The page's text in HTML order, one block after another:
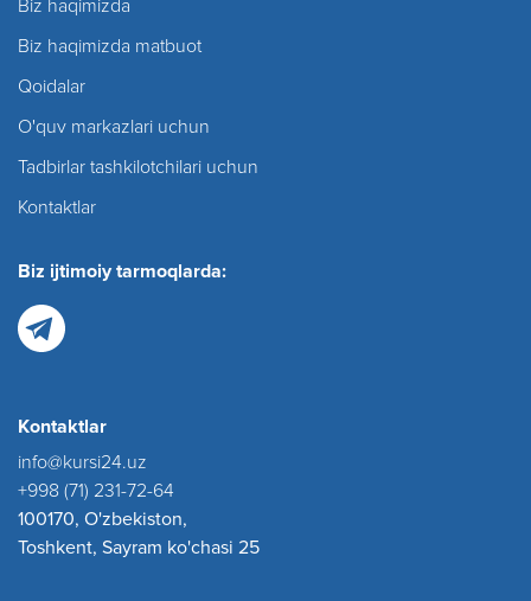
Biz haqimizda
Biz haqimizda matbuot
Qoidalar
O'quv markazlari uchun
Tadbirlar tashkilotchilari uchun
Kontaktlar
Biz ijtimoiy tarmoqlarda:
Kontaktlar
info@kursi24.uz
+998 (71) 231-72-64
100170, O'zbekiston,
Toshkent, Sayram ko'chasi 25